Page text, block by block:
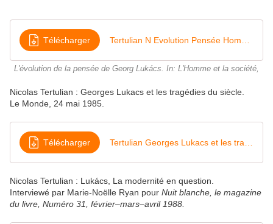
Télécharger
L'évolution de la pensée de Georg Lukács. In: L'Homme et la société,
Nicolas Tertulian : Georges Lukacs et les tragédies du siècle.
Le Monde, 24 mai 1985.
Télécharger
Nicolas Tertulian : Lukács, La modernité en question.
Interviewé par Marie-Noëlle Ryan pour Nuit blanche, le magazine
du livre, Numéro 31, février–mars–avril 1988.